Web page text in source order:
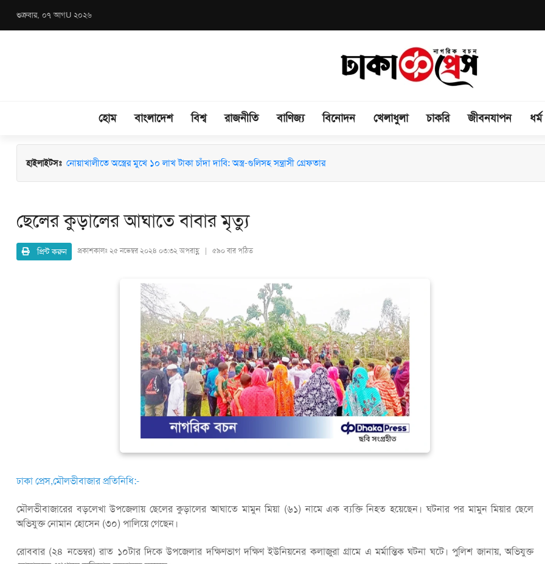
শুক্রবার, ০৭ আগU ২০২৬
হোম বাংলাদেশ বিশ্ব রাজনীতি বাণিজ্য বিনোদন খেলাধুলা চাকরি জীবনযাপন ধর্ম
হাইলাইটসঃ মাধবপুরে জশনে জুলুস ও ঈদে মিলাদুন্নবী (সা.) উদযাপনে মতবিনিময় সভা অনুষ্ঠিত
ছেলের কুড়ালের আঘাতে বাবার মৃত্যু
প্রিন্ট করুন প্রকাশকালঃ ২৫ নভেম্বর ২০২৪ ০৩:৩২ অপরাহ্ণ | ৫৯০ বার পঠিত
ঢাকা প্রেস,মৌলভীবাজার প্রতিনিধি:-
মৌলভীবাজারের বড়লেখা উপজেলায় ছেলের কুড়ালের আঘাতে মামুন মিয়া (৬১) নামে এক ব্যক্তি নিহত হয়েছেন। ঘটনার পর মামুন মিয়ার ছেলে
অভিযুক্ত নোমান হোসেন (৩০) পালিয়ে গেছেন।
রোববার (২৪ নভেম্বর) রাত ১০টার দিকে উপজেলার দক্ষিণভাগ দক্ষিণ ইউনিয়নের কলাজুরা গ্রামে এ মর্মান্তিক ঘটনা ঘটে। পুলিশ জানায়, অভিযুক্ত